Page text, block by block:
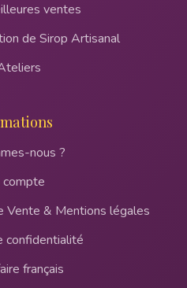
ventes
de Sirop Artisanal
nous ?
compte
Vente & Mentions légales
confidentialité
français